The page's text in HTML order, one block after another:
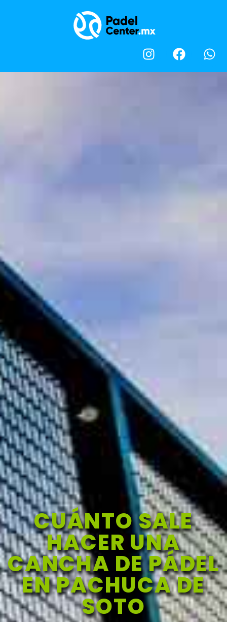
CUÁNTO SALE
HACER UNA
CANCHA DE PÁDEL
EN PACHUCA DE
SOTO